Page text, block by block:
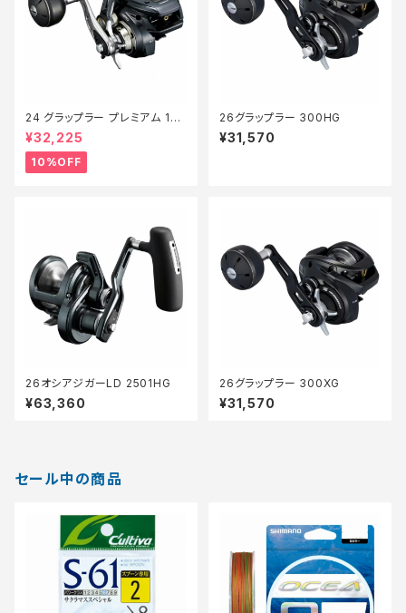
24 グラップラー プレミアム 150
XG 新製品2024【継続セール_
リール】【10】
¥32,225
10%OFF
26グラップラー 300HG
¥31,570
26オシアジガーLD 2501HG
¥63,360
26グラップラー 300XG
¥31,570
セール中の商品